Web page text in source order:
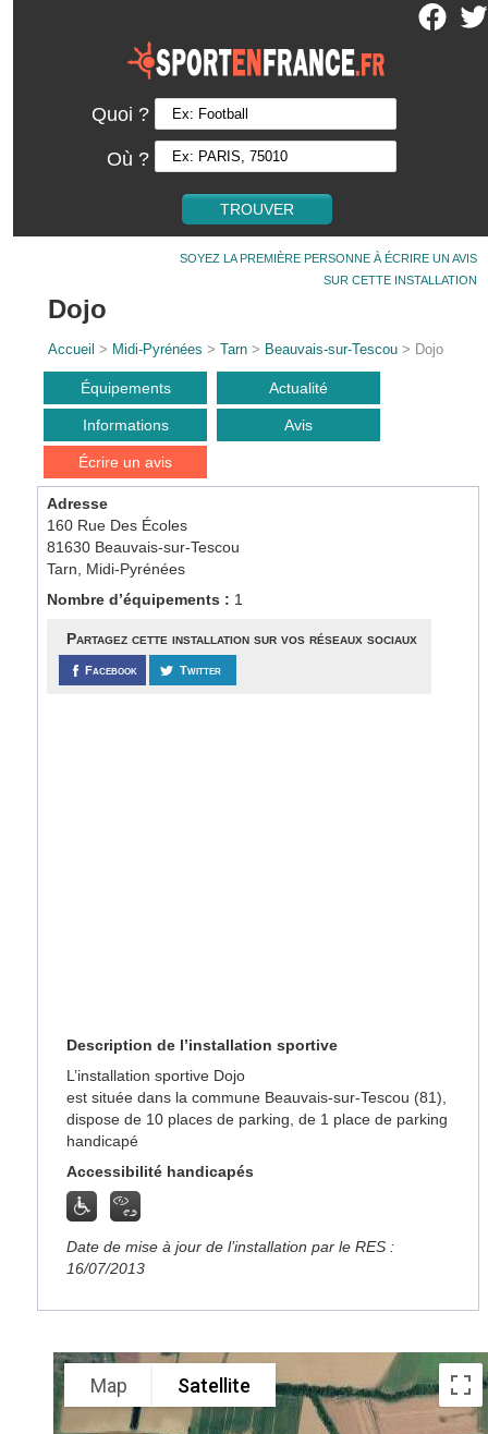
Quoi ?
Où ?
SOYEZ LA PREMIÈRE PERSONNE À ÉCRIRE UN AVIS
SUR CETTE INSTALLATION
Dojo
Accueil > Midi-Pyrénées >Tarn > Beauvais-sur-Tescou > Dojo
Équipements Actualité
Informations Avis
Écrire un avis
Adresse
160 Rue Des Écoles
81630 Beauvais-sur-Tescou
Tarn, Midi-Pyrénées
Nombre d’équipements : 1
Partagez cette installation sur vos réseaux sociaux
Facebook Twitter
Description de l’installation sportive
L’installation sportive Dojo
est située dans la commune Beauvais-sur-Tescou (81),
dispose de 10 places de parking, de 1 place de parking
handicapé
Accessibilité handicapés
Date de mise à jour de l’installation par le RES :
16/07/2013
Map Satellite